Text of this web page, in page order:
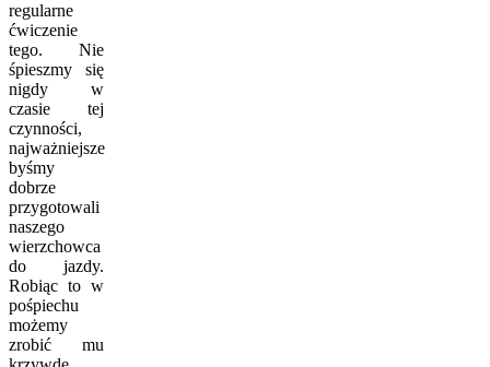
regularne
ćwiczenie
tego. Nie
śpieszmy się
nigdy w
czasie tej
czynności,
najważniejsze
byśmy
dobrze
przygotowali
naszego
wierzchowca
do jazdy.
Robiąc to w
pośpiechu
możemy
zrobić mu